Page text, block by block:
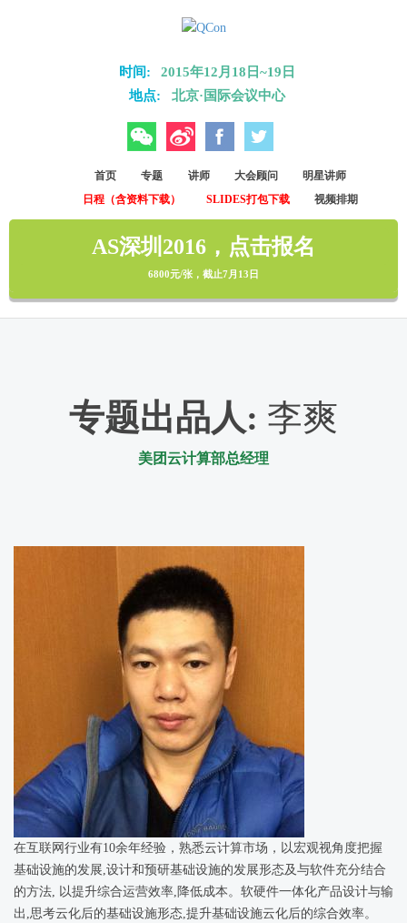
时间:
2015年12月18日~19日
地点:
北京·国际会议中心
微信 微博 Facebook
首页 专题 讲师 大会顾问
明星讲师
日程（含资料下载）
SLIDES打包下载 视频排期
AS深圳2016，点击报名
6800元/张，截止7月13日
专题出品人: 李爽
美团云计算部总经理
在互联网行业有10余年经验，熟悉云计算市场，以宏观视角度把握
基础设施的发展,设计和预研基础设施的发展形态及与软件充分结合
的方法, 以提升综合运营效率,降低成本。软硬件一体化产品设计与输
出,思考云化后的基础设施形态,提升基础设施云化后的综合效率。